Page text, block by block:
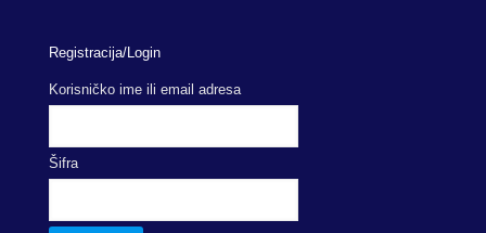
Registracija/Login
Korisničko ime ili email adresa
Šifra